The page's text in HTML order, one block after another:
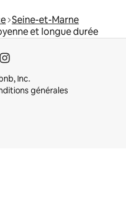
Seine-et-Marne
et longue durée
Inc.
générales